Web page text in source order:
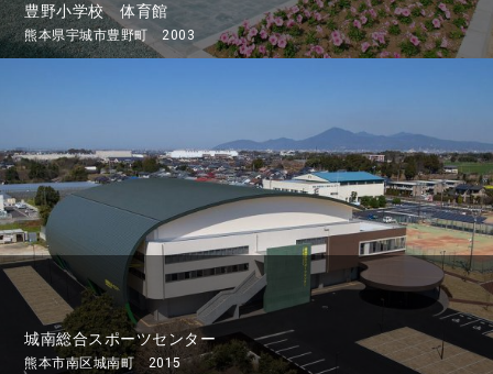
豊野小学校 体育館
熊本県宇城市豊野町 2003
城南総合スポーツセンター
熊本市南区城南町 2015